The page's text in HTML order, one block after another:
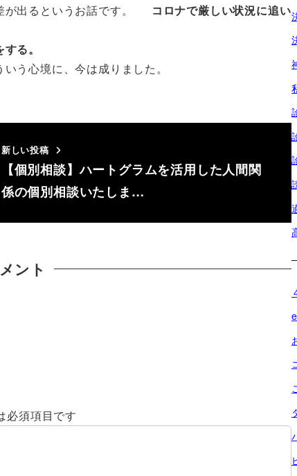
が出るというお話です。 コロナで厳しい状況に追い
る。
いう心境に、今は成りました。
新しい投稿
【個別相談】ハートグラムを活用した人間関
係の個別相談いたしま…
ント
必須項目です